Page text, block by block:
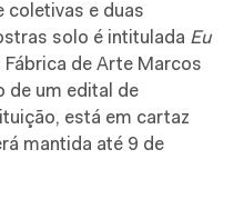
coletivas e duas
solo é intitulada Eu
Fábrica de Arte Marcos
de um edital de
está em cartaz
mantida até 9 de